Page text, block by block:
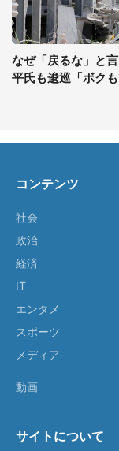
なぜ「戻るな」と
平氏も逡巡「ボク
コンテンツ
社会
政治
経済
IT
エンタメ
スポーツ
メディア
動画
サイトについて